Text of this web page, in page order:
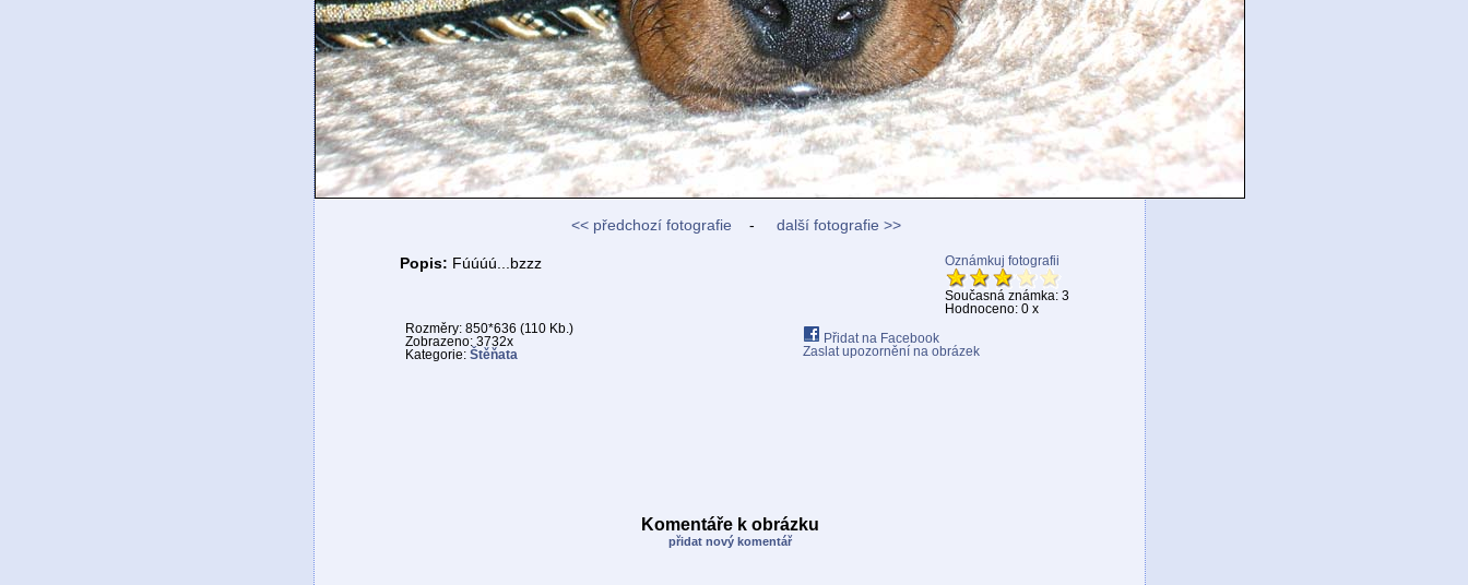
<< předchozí fotografie - další fotografie >>
Popis: Fúúúú...bzzz Oznámkuj fotografii
Současná známka: 3
Hodnoceno: 0 x
Rozměry: 850*636 (110 Kb.)
Zobrazeno: 3732x
Kategorie: Štěňata
Přidat na Facebook
Zaslat upozornění na obrázek
Komentáře k obrázku
přidat nový komentář